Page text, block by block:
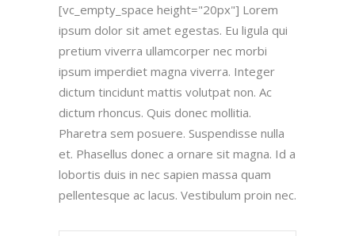
[vc_empty_space height="20px"] Lorem
ipsum dolor sit amet egestas. Eu ligula qui
pretium viverra ullamcorper nec morbi
ipsum imperdiet magna viverra. Integer
dictum tincidunt mattis volutpat non. Ac
dictum rhoncus. Quis donec mollitia.
Pharetra sem posuere. Suspendisse nulla
et. Phasellus donec a ornare sit magna. Id a
lobortis duis in nec sapien massa quam
pellentesque ac lacus. Vestibulum proin nec.